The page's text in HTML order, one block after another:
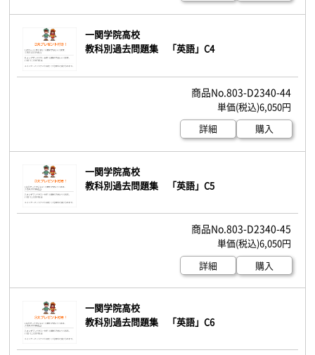
一関学院高校
教科別過去問題集 「英語」C4
803-D2340-44
6,050円
詳細
購入
一関学院高校
教科別過去問題集 「英語」C5
803-D2340-45
6,050円
詳細
購入
一関学院高校
教科別過去問題集 「英語」C6